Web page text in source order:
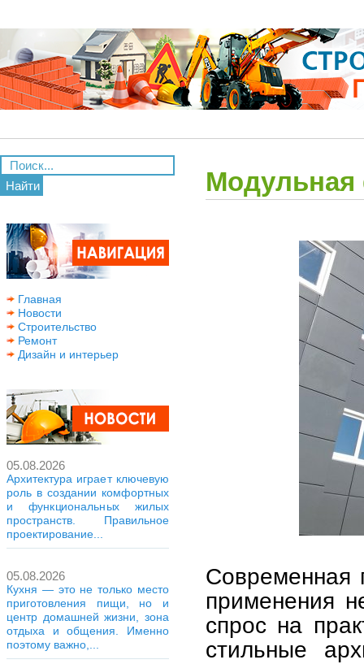
Найти
Главная
Новости
Строительство
Ремонт
Дизайн и интерьер
05.08.2026
Архитектура играет ключевую
роль в создании комфортных
и функциональных жилых
пространств. Правильное
проектирование...
05.08.2026
Кухня — это не только место
приготовления пищи, но и
центр домашней жизни, зона
отдыха и общения. Именно
поэтому важно,...
Модульная
Современная
применения
спрос на
стильные